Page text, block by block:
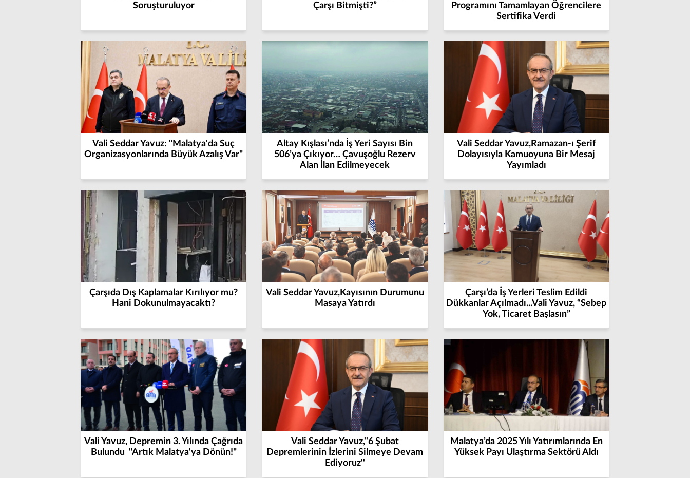
Soruşturuluyor
Çarşı Bitmişti?”
Programını Tamamlayan Öğrencilere
Sertifika Verdi
Vali Seddar Yavuz: "Malatya'da Suç
Organizasyonlarında Büyük Azalış Var"
Altay Kışlası’nda İş Yeri Sayısı Bin
506’ya Çıkıyor… Çavuşoğlu Rezerv
Alan İlan Edilmeyecek
Vali Seddar Yavuz,Ramazan-ı Şerif
Dolayısıyla Kamuoyuna Bir Mesaj
Yayımladı
Çarşıda Dış Kaplamalar Kırılıyor mu?
Hani Dokunulmayacaktı?
Vali Seddar Yavuz,Kayısının Durumunu
Masaya Yatırdı
Çarşı’da İş Yerleri Teslim Edildi
Dükkanlar Açılmadı...Vali Yavuz, “Sebep
Yok, Ticaret Başlasın”
Vali Yavuz, Depremin 3. Yılında Çağrıda
Bulundu "Artık Malatya'ya Dönün!"
Vali Seddar Yavuz,''6 Şubat
Depremlerinin İzlerini Silmeye Devam
Ediyoruz''
Malatya’da 2025 Yılı Yatırımlarında En
Yüksek Payı Ulaştırma Sektörü Aldı